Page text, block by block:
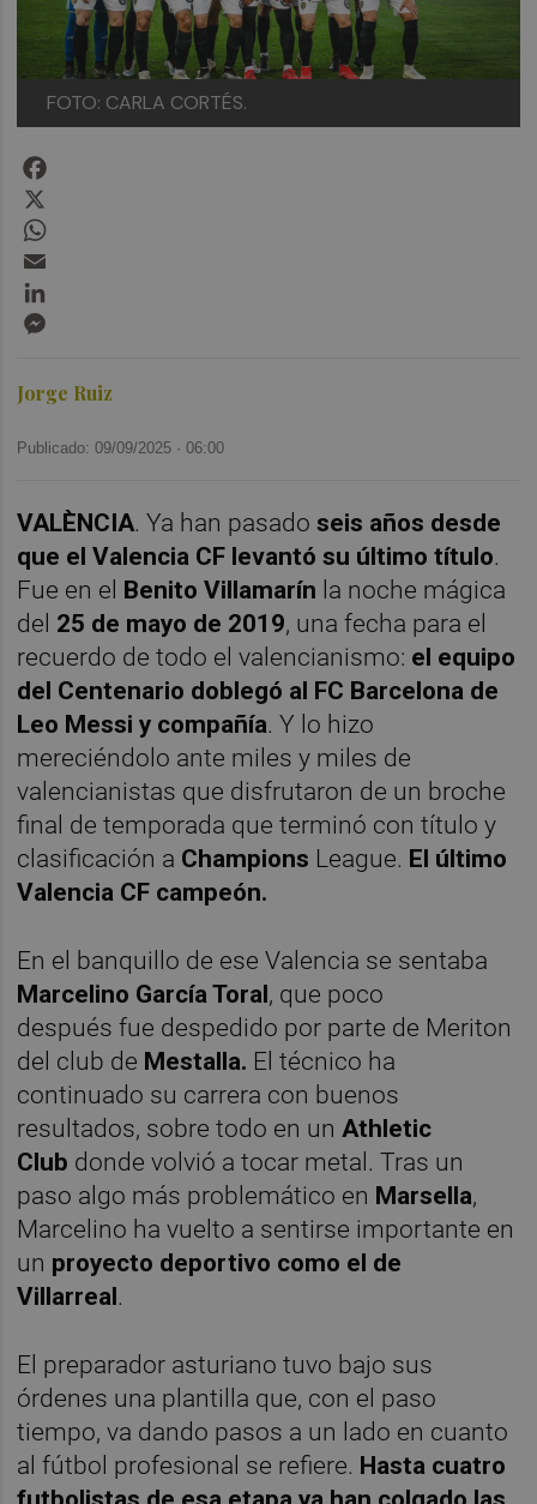
FOTO: CARLA CORTÉS.
Jorge Ruiz
Publicado: 09/09/2025 ·06:00
VALÈNCIA. Ya han pasadoseis años desde
que el Valencia CF levantó su último título.
Fue en el Benito Villamarín la noche mágica
del 25 de mayo de 2019, una fecha para el
recuerdo de todo el valencianismo: el equipo
del Centenario doblegó al FC Barcelona de
Leo Messi y compañía. Y lo hizo
mereciéndolo ante miles y miles de
valencianistas que disfrutaron de un broche
final de temporada que terminó con título y
clasificación a Champions League. El último
Valencia CF campeón.
En el banquillo de ese Valencia se sentaba
Marcelino García Toral, que poco
después fue despedido por parte de Meriton
del club de Mestalla. El técnico ha
continuado su carrera con buenos
resultados, sobre todo en un Athletic
Club donde volvió a tocar metal. Tras un
paso algo más problemático en Marsella,
Marcelino ha vuelto a sentirse importante en
un proyecto deportivo como el de
Villarreal.
El preparador asturiano tuvo bajo sus
órdenes una plantilla que, con el paso
tiempo, va dando pasos a un lado en cuanto
al fútbol profesional se refiere. Hasta cuatro